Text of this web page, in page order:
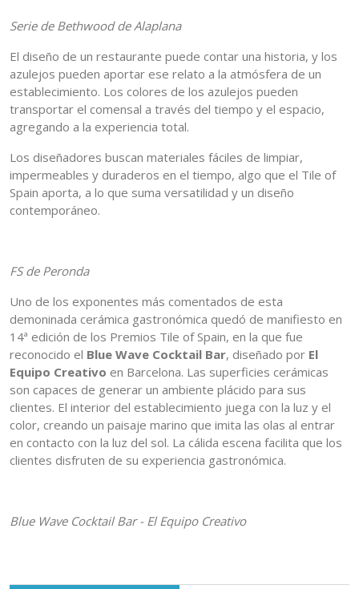
Serie de Bethwood de Alaplana
El diseño de un restaurante puede contar una historia, y los
azulejos pueden aportar ese relato a la atmósfera de un
establecimiento. Los colores de los azulejos pueden
transportar el comensal a través del tiempo y el espacio,
agregando a la experiencia total.
Los diseñadores buscan materiales fáciles de limpiar,
impermeables y duraderos en el tiempo, algo que el Tile of
Spain aporta, a lo que suma versatilidad y un diseño
contemporáneo.
FS de Peronda
Uno de los exponentes más comentados de esta
demoninada cerámica gastronómica quedó de manifiesto en
14ª edición de los Premios Tile of Spain, en la que fue
reconocido el Blue Wave Cocktail Bar, diseñado por El
Equipo Creativo en Barcelona. Las superficies cerámicas
son capaces de generar un ambiente plácido para sus
clientes. El interior del establecimiento juega con la luz y el
color, creando un paisaje marino que imita las olas al entrar
en contacto con la luz del sol. La cálida escena facilita que los
clientes disfruten de su experiencia gastronómica.
Blue Wave Cocktail Bar - El Equipo Creativo